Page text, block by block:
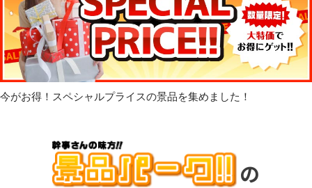
今がお得！スペシャルプライスの景品を集めました！
の